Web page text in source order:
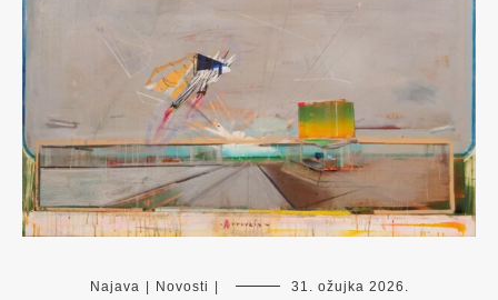
Najava | Novosti | 31. ožujka 2026.